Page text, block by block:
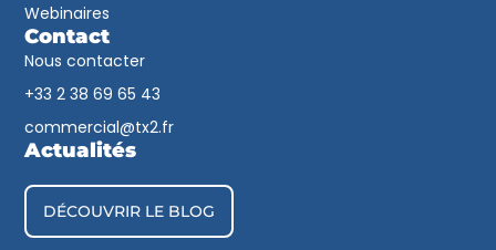
Webinaires
Contact
Nous contacter
+33 2 38 69 65 43​
commercial@tx2.fr
Actualités
DÉCOUVRIR LE BLOG